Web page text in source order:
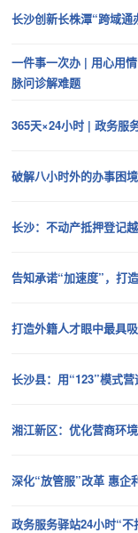
长沙创新长株潭“跨域通
一件事一次办 | 用心用
脉问诊解难题
365天×24小时 | 政务服
破解八小时外的办事困
长沙：不动产抵押登记
告知承诺“加速度”，打
打造外籍人才眼中最具
长沙县：用“123”模式
湘江新区：优化营商环
深化“放管服”改革 惠企
政务服务驿站24小时“